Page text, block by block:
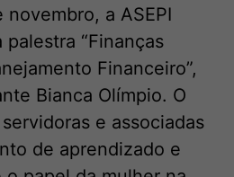
novembro, a ASEPI
palestra “Finanças
Financeiro”,
Bianca Olímpio. O
e associadas
de aprendizado e